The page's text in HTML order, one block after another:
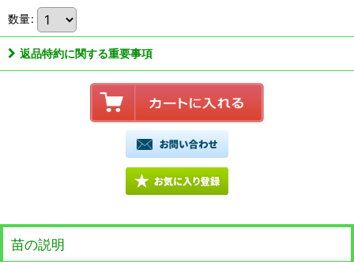
数量:
返品特約に関する重要事項
苗の説明